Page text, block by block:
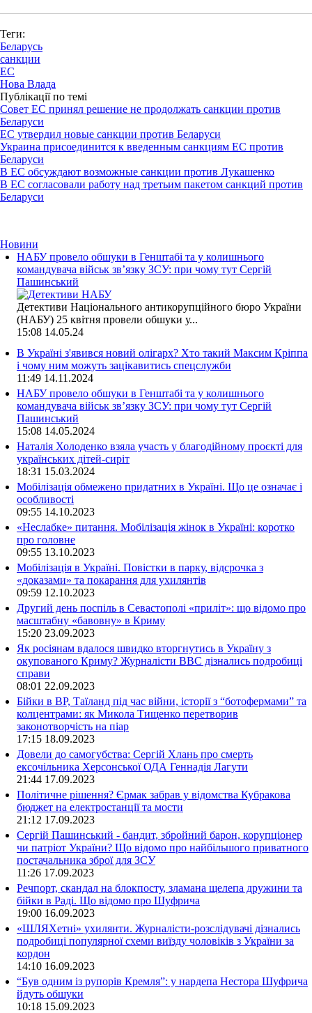
Теги:
Беларусь
санкции
ЕС
Нова Влада
Публікації по темі
Совет ЕС принял решение не продолжать санкции против
Беларуси
ЕС утвердил новые санкции против Беларуси
Украина присоединится к введенным санкциям ЕС против
Беларуси
В ЕС обсуждают возможные санкции против Лукашенко
В ЕС согласовали работу над третьим пакетом санкций против
Беларуси
Новини
НАБУ провело обшуки в Генштабі та у колишнього
командувача військ зв’язку ЗСУ: при чому тут Сергій
Пашинський
Детективи Національного антикорупційного бюро України
(НАБУ) 25 квітня провели обшуки у...
15:08 14.05.24
В Україні з'явився новий олігарх? Хто такий Максим Кріппа
і чому ним можуть зацікавитись спецслужби
11:49 14.11.2024
НАБУ провело обшуки в Генштабі та у колишнього
командувача військ зв’язку ЗСУ: при чому тут Сергій
Пашинський
15:08 14.05.2024
Наталія Холоденко взяла участь у благодійному проєкті для
українських дітей-сиріт
18:31 15.03.2024
Мобілізація обмежено придатних в Україні. Що це означає і
особливості
09:55 14.10.2023
«Неслабке» питання. Мобілізація жінок в Україні: коротко
про головне
09:55 13.10.2023
Мобілізація в Україні. Повістки в парку, відсрочка з
«доказами» та покарання для ухилянтів
09:59 12.10.2023
Другий день поспіль в Севастополі «приліт»: що відомо про
масштабну «бавовну» в Криму
15:20 23.09.2023
Як росіянам вдалося швидко вторгнутись в Україну з
окупованого Криму? Журналісти ВВС дізнались подробиці
справи
08:01 22.09.2023
Бійки в ВР, Таїланд під час війни, історії з “ботофермами” та
колцентрами: як Микола Тищенко перетворив
законотворчість на піар
17:15 18.09.2023
Довели до самогубства: Сергій Хлань про смерть
ексочільника Херсонської ОДА Геннадія Лагути
21:44 17.09.2023
Політичне рішення? Єрмак забрав у відомства Кубракова
бюджет на електростанції та мости
21:12 17.09.2023
Сергій Пашинський - бандит, збройний барон, корупціонер
чи патріот України? Що відомо про найбільшого приватного
постачальника зброї для ЗСУ
11:26 17.09.2023
Речпорт, скандал на блокпосту, зламана щелепа дружини та
бійки в Раді. Що відомо про Шуфрича
19:00 16.09.2023
«ШЛЯХетні» ухилянти. Журналісти-розслідувачі дізнались
подробиці популярної схеми виїзду чоловіків з України за
кордон
14:10 16.09.2023
“Був одним із рупорів Кремля”: у нардепа Нестора Шуфрича
йдуть обшуки
10:18 15.09.2023